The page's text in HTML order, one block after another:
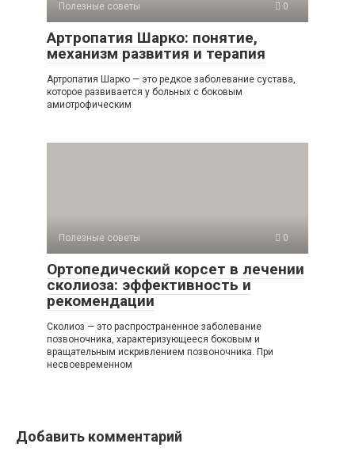
Полезные советы 0
Артропатия Шарко: понятие,
механизм развития и терапия
Артропатия Шарко — это редкое заболевание сустава,
которое развивается у больных с боковым
амиотрофическим
Полезные советы 0
Ортопедический корсет в лечении
сколиоза: эффективность и
рекомендации
Сколиоз — это распространенное заболевание
позвоночника, характеризующееся боковым и
вращательным искривлением позвоночника. При
несвоевременном
Добавить комментарий